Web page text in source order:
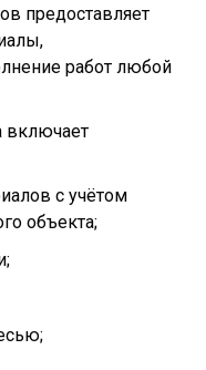
предоставляет
работ любой
включает
с учётом
объекта;